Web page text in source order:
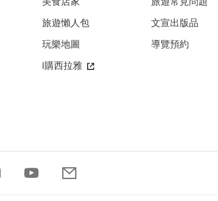
旅遊懶人包
玩樂地圖
i購西拉雅
文宣出版品
導覽預約